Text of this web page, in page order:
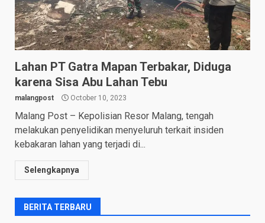
Lahan PT Gatra Mapan Terbakar, Diduga
karena Sisa Abu Lahan Tebu
malangpost October 10, 2023
Malang Post – Kepolisian Resor Malang, tengah
melakukan penyelidikan menyeluruh terkait insiden
kebakaran lahan yang terjadi di...
Selengkapnya
BERITA TERBARU